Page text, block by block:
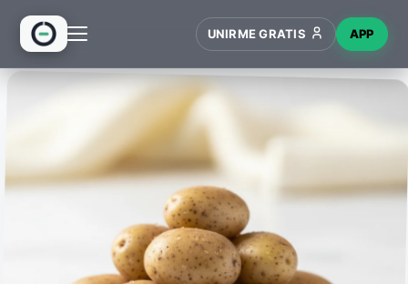
INICIO
RECETAS
HUB
WIKI
NUEVO
UNIRME GRATIS APP